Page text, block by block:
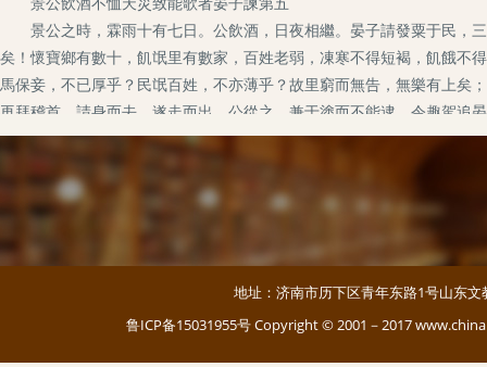
地址：济南市历下区青年东路1号山东
鲁ICP备15031955号Copyright © 2001－2017